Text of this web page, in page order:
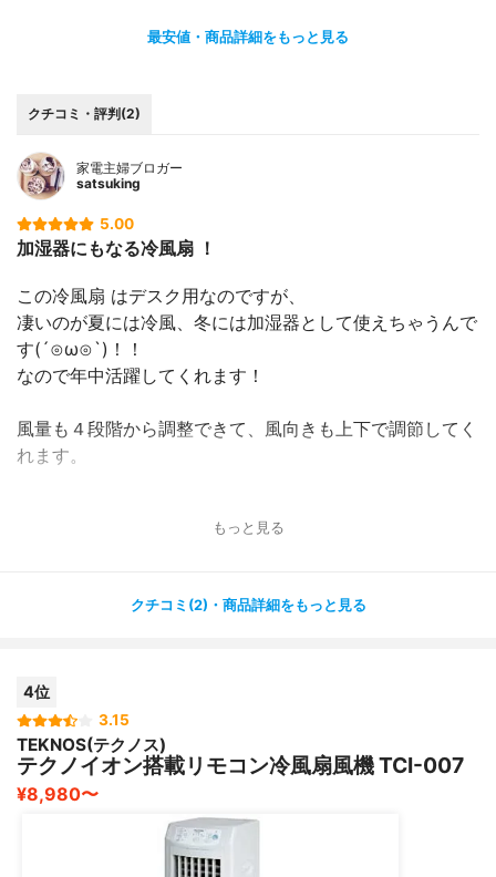
最安値・商品詳細をもっと見る
クチコミ・評判(2)
家電主婦ブロガー
satsuking
5.00
加湿器にもなる冷風扇 ！
この冷風扇 はデスク用なのですが、
凄いのが夏には冷風、冬には加湿器として使えちゃうんで
す(´⊙ω⊙`)！！
なので年中活躍してくれます！
風量も４段階から調整できて、風向きも上下で調節してく
れます。
机のうえに置いてあるだけでインテリアにもできます♡
な風量がきます。
ただやっぱりデスク用なので広範囲を冷やすことはできま
せん(^^;;
もっと見る
クチコミ(2)・商品詳細をもっと見る
4位
3.15
TEKNOS(テクノス)
テクノイオン搭載リモコン冷風扇風機 TCI-007
¥8,980〜